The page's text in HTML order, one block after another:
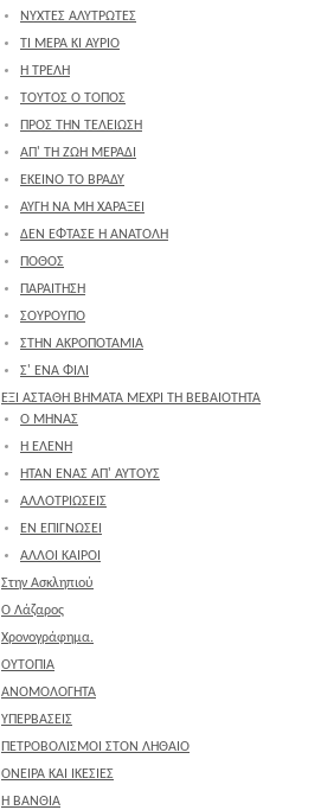
ΝΥΧΤΕΣ ΑΛΥΤΡΩΤΕΣ
ΤΙ ΜΕΡΑ ΚΙ ΑΥΡΙΟ
Η ΤΡΕΛΗ
ΤΟΥΤΟΣ Ο ΤΟΠΟΣ
ΠΡΟΣ ΤΗΝ ΤΕΛΕΙΩΣΗ
ΑΠ' ΤΗ ΖΩΗ ΜΕΡΑΔΙ
ΕΚΕΙΝΟ ΤΟ ΒΡΑΔΥ
ΑΥΓΗ ΝΑ ΜΗ ΧΑΡΑΞΕΙ
ΔΕΝ ΕΦΤΑΣΕ Η ΑΝΑΤΟΛΗ
ΠΟΘΟΣ
ΠΑΡΑΙΤΗΣΗ
ΣΟΥΡΟΥΠΟ
ΣΤΗΝ ΑΚΡΟΠΟΤΑΜΙΑ
Σ' ΕΝΑ ΦΙΛΙ
ΕΞΙ ΑΣΤΑΘΗ ΒΗΜΑΤΑ ΜΕΧΡΙ ΤΗ ΒΕΒΑΙΟΤΗΤΑ
Ο ΜΗΝΑΣ
Η ΕΛΕΝΗ
ΗΤΑΝ ΕΝΑΣ ΑΠ' ΑΥΤΟΥΣ
ΑΛΛΟΤΡΙΩΣΕΙΣ
ΕΝ ΕΠΙΓΝΩΣΕΙ
ΑΛΛΟΙ ΚΑΙΡΟΙ
Στην Ασκληπιού
Ο Λάζαρος
Χρονογράφημα.
ΟΥΤΟΠΙΑ
ΑΝΟΜΟΛΟΓΗΤΑ
ΥΠΕΡΒΑΣΕΙΣ
ΠΕΤΡΟΒΟΛΙΣΜΟΙ ΣΤΟΝ ΛΗΘΑΙΟ
ΟΝΕΙΡΑ ΚΑΙ ΙΚΕΣΙΕΣ
Η ΒΑΝΘΙΑ